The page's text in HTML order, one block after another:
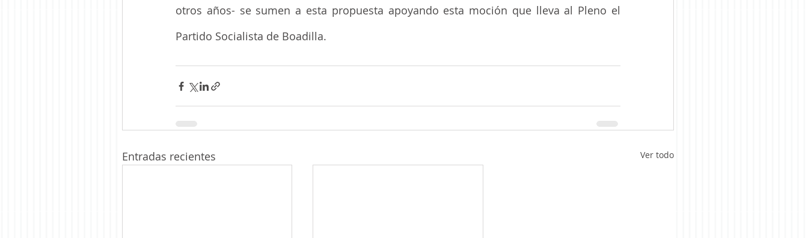
otros años- se sumen a esta propuesta apoyando esta moción que lleva al Pleno el
Partido Socialista de Boadilla.
Entradas recientes Ver todo